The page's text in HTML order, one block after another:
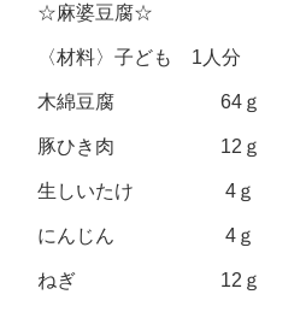
☆麻婆豆腐☆
〈材料〉子ども 1人分
木綿豆腐 64ｇ
豚ひき肉 12ｇ
生しいたけ 4ｇ
にんじん 4ｇ
ねぎ 12ｇ